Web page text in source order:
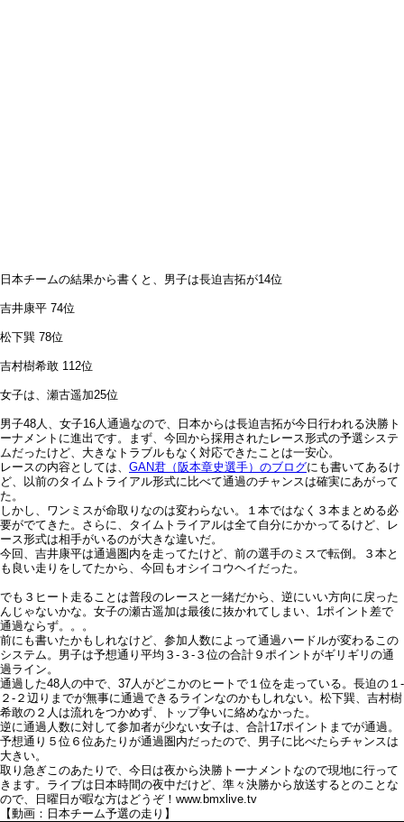
日本チームの結果から書くと、男子は長迫吉拓が14位
吉井康平 74位
松下巽 78位
吉村樹希敢 112位
女子は、瀬古遥加25位
男子48人、女子16人通過なので、日本からは長迫吉拓が今日行われる決勝ト
ーナメントに進出です。まず、今回から採用されたレース形式の予選システ
ムだったけど、大きなトラブルもなく対応できたことは一安心。
レースの内容としては、 GAN君（阪本章史選手）のブログにも書いてあるけ
ど、以前のタイムトライアル形式に比べて通過のチャンスは確実にあがって
た。
しかし、ワンミスが命取りなのは変わらない。１本ではなく３本まとめる必
要がでてきた。さらに、タイムトライアルは全て自分にかかってるけど、レ
ース形式は相手がいるのが大きな違いだ。
今回、吉井康平は通過圏内を走ってたけど、前の選手のミスで転倒。３本と
も良い走りをしてたから、今回もオシイコウヘイだった。
でも３ヒート走ることは普段のレースと一緒だから、逆にいい方向に戻った
んじゃないかな。女子の瀬古遥加は最後に抜かれてしまい、1ポイント差で
通過ならず。。。
前にも書いたかもしれなけど、参加人数によって通過ハードルが変わるこの
システム。男子は予想通り平均３-３-３位の合計９ポイントがギリギリの通
過ライン。
通過した48人の中で、37人がどこかのヒートで１位を走っている。長迫の１-
２-２辺りまでが無事に通過できるラインなのかもしれない。松下巽、吉村樹
希敢の２人は流れをつかめず、トップ争いに絡めなかった。
逆に通過人数に対して参加者が少ない女子は、合計17ポイントまでが通過。
予想通り５位６位あたりが通過圏内だったので、男子に比べたらチャンスは
大きい。
取り急ぎこのあたりで、今日は夜から決勝トーナメントなので現地に行って
きます。ライブは日本時間の夜中だけど、準々決勝から放送するとのことな
ので、日曜日が暇な方はどうぞ！www.bmxlive.tv
【動画：日本チーム予選の走り】